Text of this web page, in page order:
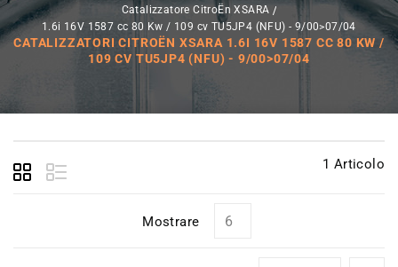
Catalizzatore CitroËn XSARA
1.6i 16V 1587 cc 80 Kw / 109 cv TU5JP4 (NFU) - 9/00>07/04
CATALIZZATORI CITROËN XSARA 1.6I 16V 1587 CC 80 KW /
109 CV TU5JP4 (NFU) - 9/00>07/04
1 Articolo
Mostrare